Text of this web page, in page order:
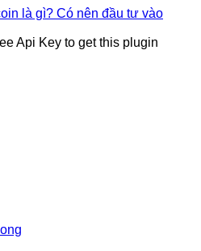
là gì? Có nên đầu tư vào
Api Key to get this plugin